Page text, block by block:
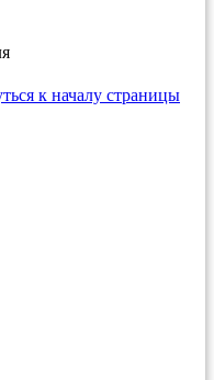
к началу страницы